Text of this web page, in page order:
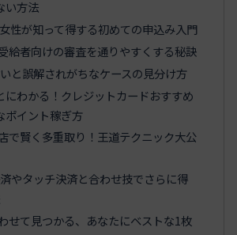
い方法
性が知って得する初めての申込み入門
給者向けの審査を通りやすくする秘訣
と誤解されがちなケースの見分け方
にわかる！クレジットカードおすすめ
ポイント稼ぎ方
で賢く多重取り！王道テクニック大公
やタッチ決済と合わせ技でさらに得
せて見つかる、あなたにベストな1枚